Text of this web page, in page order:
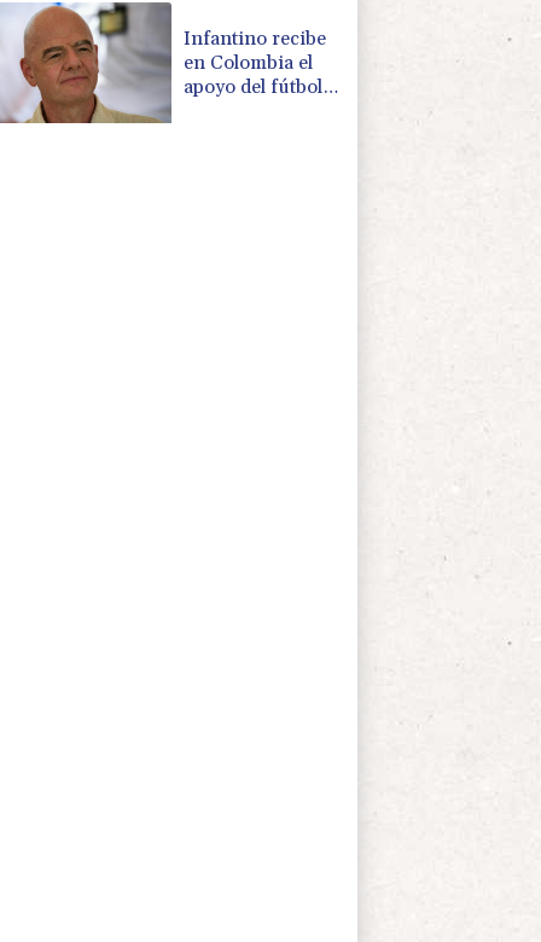
Infantino recibe
en Colombia el
apoyo del fútbol